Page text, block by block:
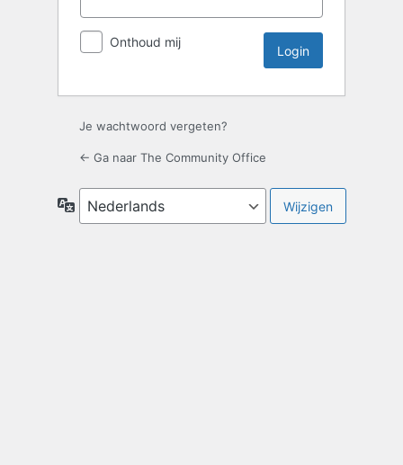
Onthoud mij
Je wachtwoord vergeten?
← Ga naar The Community Office
Taal